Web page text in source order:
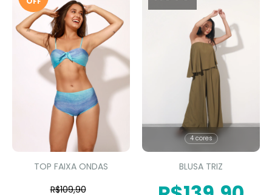
TOP FAIXA ONDAS
R$109,90
4 cores
BLUSA TRIZ